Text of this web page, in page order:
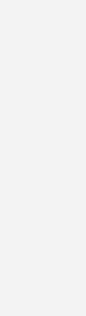
auch nur
wenig Sonne
Hype um
des Problems an,
seien in den
zudem auch
mit
vor dem
Verabschiedung
bleiben?
von